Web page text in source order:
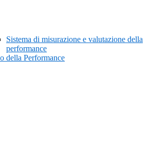
Sistema di misurazione e valutazione della
performance
della Performance